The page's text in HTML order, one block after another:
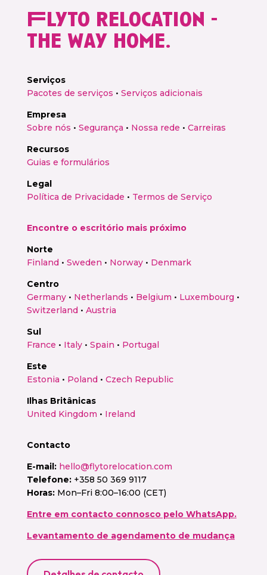
Obter orçamento gratuito →
Flyto relocation -
the way home.
Serviços
Pacotes de serviços • Serviços adicionais
Empresa
Sobre nós • Segurança • Nossa rede • Carreiras
Recursos
Guias e formulários
Legal
Política de Privacidade • Termos de Serviço
Encontre o escritório mais próximo
Norte
Finland • Sweden • Norway• Denmark
Centro
Germany• Netherlands • Belgium • Luxembourg •
Switzerland • Austria
Sul
France • Italy• Spain • Portugal
Este
Estonia • Poland • Czech Republic
Ilhas Britânicas
United Kingdom • Ireland
Contacto
E-mail: hello@flytorelocation.com
Telefone: +358 50 369 9117
Horas:Mon–Fri 8:00–16:00 (CET)
Entre em contacto connosco pelo WhatsApp.
Levantamento de agendamento de mudança